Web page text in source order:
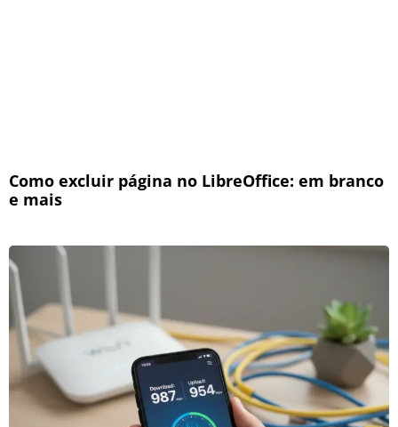
Como excluir página no LibreOffice: em branco
e mais